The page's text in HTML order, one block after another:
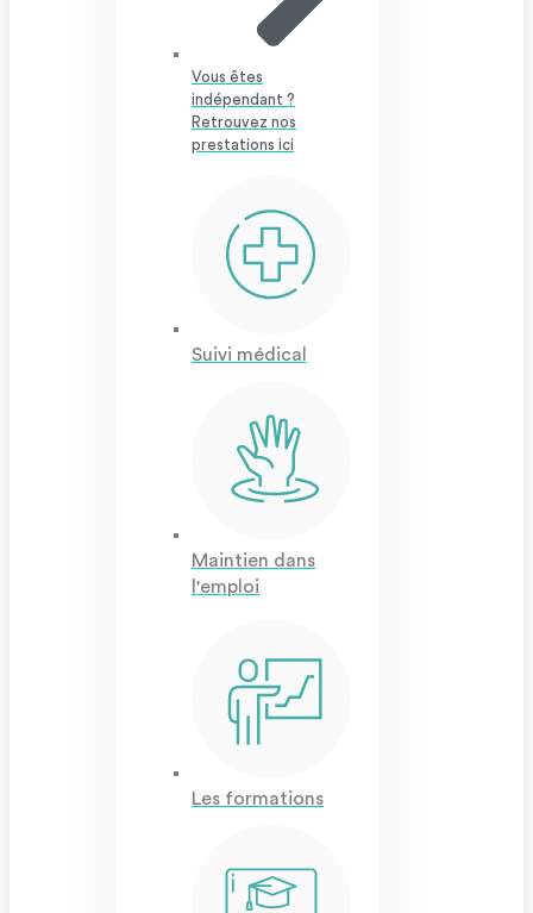
Vous êtes
indépendant ?
Retrouvez nos
prestations ici
Suivi médical
Maintien dans
l'emploi
Les formations